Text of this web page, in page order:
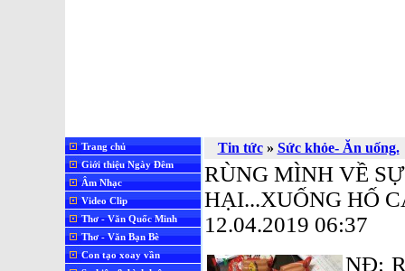
Trang chủ
Giới thiệu Ngày Đêm
Âm Nhạc
Video Clip
Thơ - Văn Quốc Minh
Thơ - Văn Bạn Bè
Con tạo xoay vần
Tin tức» Sức khỏe- Ăn uống.
RÙNG MÌNH VỀ
HẠI...XUỐNG HỐ
12.04.2019 06:37
NĐ: